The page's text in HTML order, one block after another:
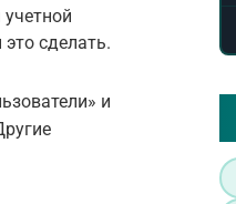
сделать.
и